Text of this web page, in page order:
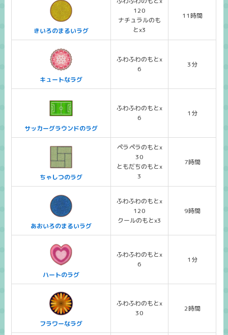
きいろのまるいラグ
120
ナチュラルのも
とx3
11時間
キュートなラグ
ふわふわのもとx
6
3分
サッカーグラウンドのラグ
ふわふわのもとx
6
1分
ちゃしつのラグ
ペラペラのもとx
30
ともだちのもとx
3
7時間
あおいろのまるいラグ
ふわふわのもとx
120
クールのもとx3
9時間
ハートのラグ
ふわふわのもとx
6
1分
フラワーなラグ
ふわふわのもとx
30
2時間